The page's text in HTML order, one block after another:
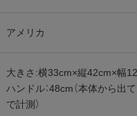
アメリカ
大きさ:横33cm×縦42cm×幅
ハンドル：48cm（本体から出
で計測）